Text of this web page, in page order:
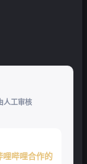
人工审核
哔哩合作的